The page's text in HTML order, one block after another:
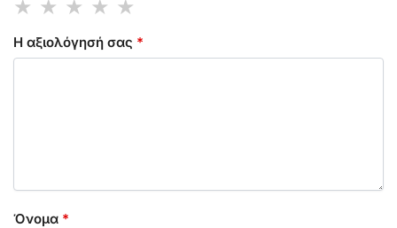
Η αξιολόγησή σας *
Όνομα *